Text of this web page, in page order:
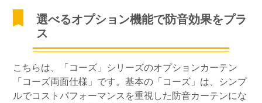
選べるオプション機能で防音効果をプラ
ス
こちらは、「コーズ」シリーズのオプションカーテン
「コーズ両面仕様」です。基本の「コーズ」は、シンプ
ルでコストパフォーマンスを重視した防音カーテンにな